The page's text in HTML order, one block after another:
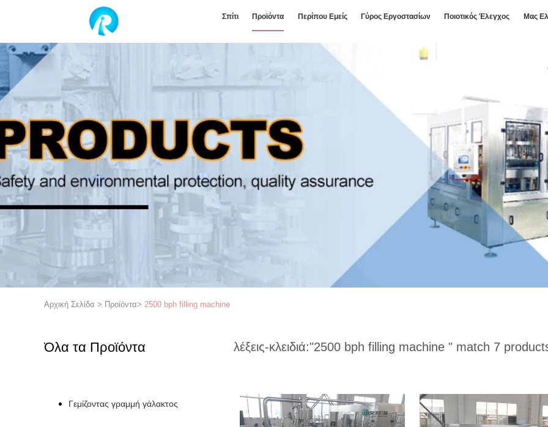
Σπίτι Προϊόντα Περίπου Εμείς Γύρος Εργοστασίων Ποιοτικός Έλεγχος Μας
Αρχική Σελίδα > Προϊόντα> 2500 bph filling machine
Όλα τα Προϊόντα
Γεμίζοντας γραμμή γάλακτος
λέξεις-κλειδιά:"2500 bph filling machine " match 7